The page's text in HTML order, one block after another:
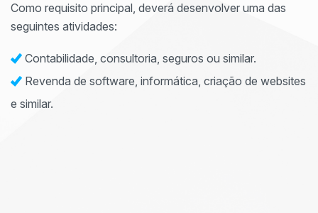
Como requisito principal, deverá desenvolver uma das
seguintes atividades:
Contabilidade, consultoria, seguros ou similar.
Revenda de software, informática, criação de websites
e similar.